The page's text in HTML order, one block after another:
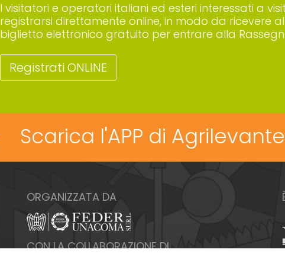
I visitatori e operatori italiani ed esteri interessati a
registrarsi direttamente online, in modo da ricevere
biglietto elettronico gratuito per entrare alla
Registrati ONLINE
Scarica l'APP di Agrilevante
ORGANIZZATA DA
CON LA COLLABORAZIONE DI